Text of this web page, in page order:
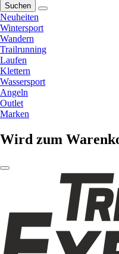
Suchen
Neuheiten
Wintersport
Wandern
Trailrunning
Laufen
Klettern
Wassersport
Angeln
Outlet
Marken
Wird zum